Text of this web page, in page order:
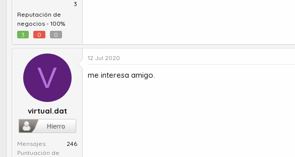
3
Reputación de
negocios - 100%
3
0 0
V
virtual.dat
Mensajes
246
Puntuación de
12 Jul 2020
me interesa amigo.